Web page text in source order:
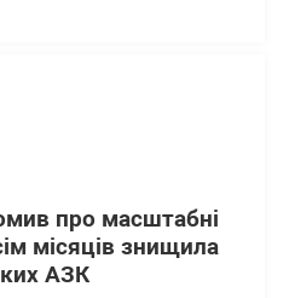
про масштабні
місяців знищила
АЗК